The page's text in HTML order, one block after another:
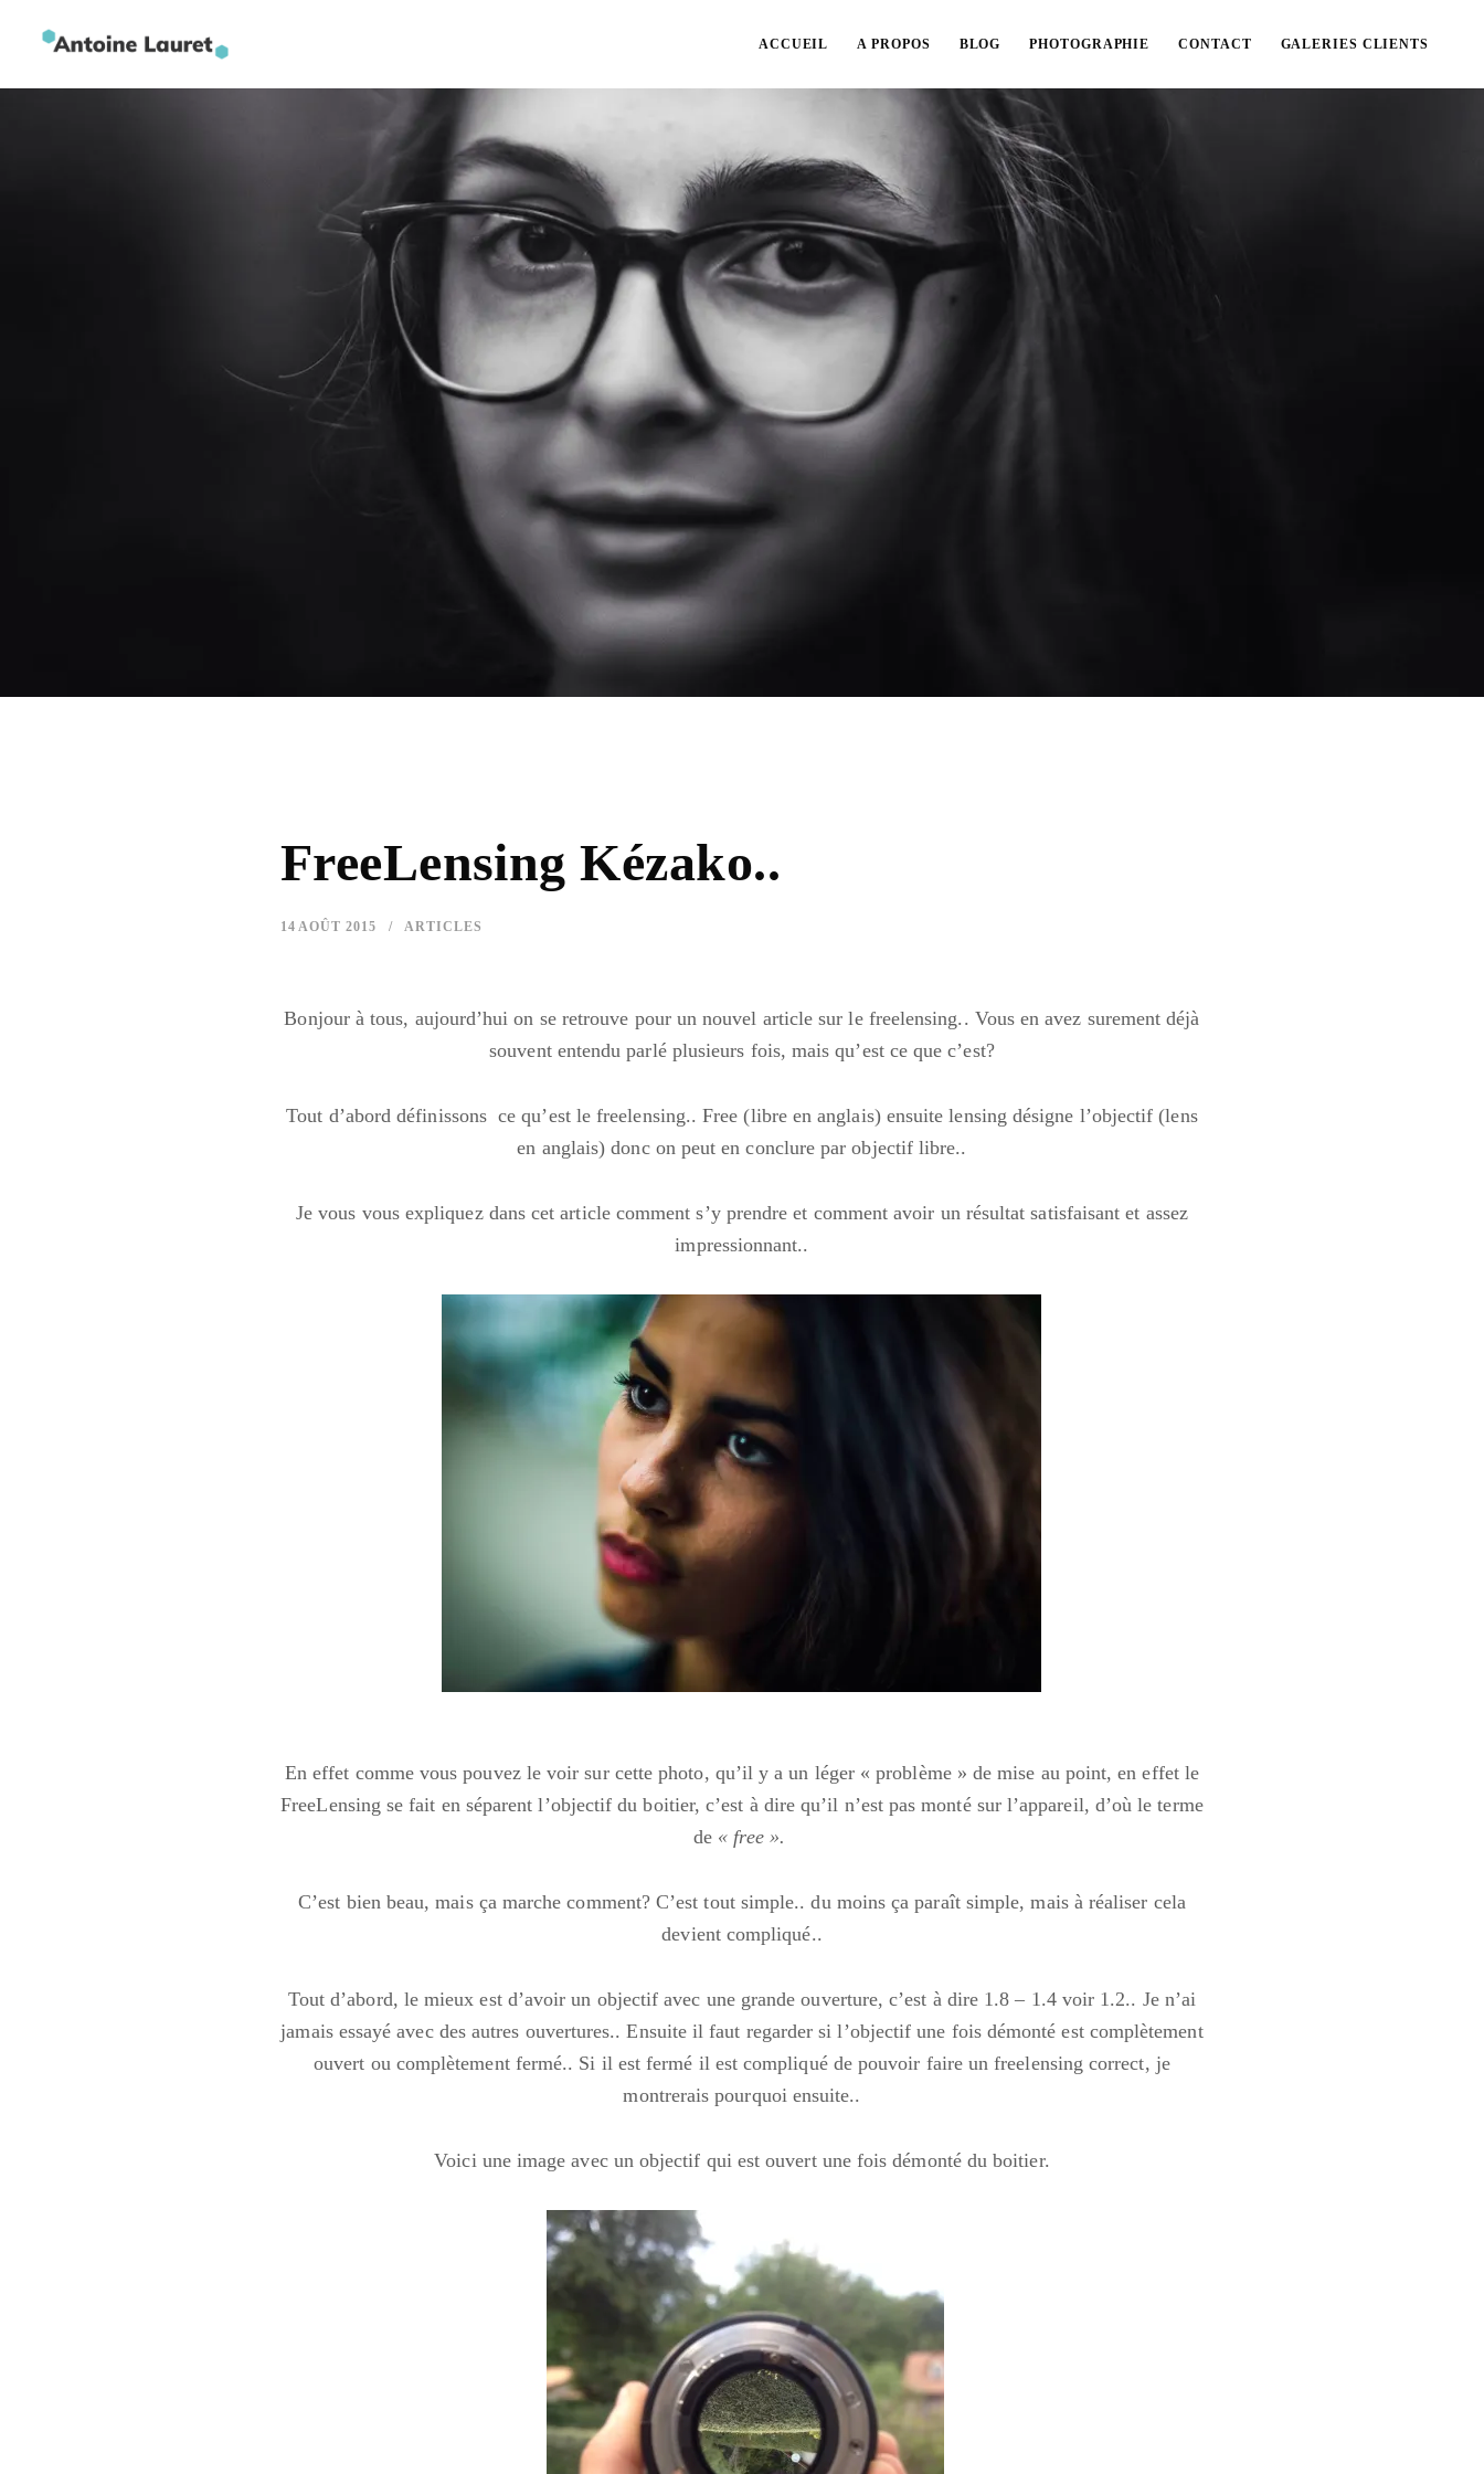
ACCUEIL A PROPOS BLOG PHOTOGRAPHIE CONTACT GALERIES CLIENTS
FreeLensing Kézako..
14 AOÛT 2015 ARTICLES
Bonjour à tous, aujourd’hui on se retrouve pour un nouvel article sur le freelensing.. Vous en avez surement déjà
souvent entendu parlé plusieurs fois, mais qu’est ce que c’est?
Tout d’abord définissons ce qu’est le freelensing.. Free (libre en anglais) ensuite lensing désigne l’objectif (lens
en anglais) donc on peut en conclure par objectif libre..
Je vous vous expliquez dans cet article comment s’y prendre et comment avoir un résultat satisfaisant et assez
impressionnant..
En effet comme vous pouvez le voir sur cette photo, qu’il y a un léger « problème » de mise au point, en effet le
FreeLensing se fait en séparent l’objectif du boitier, c’est à dire qu’il n’est pas monté sur l’appareil, d’où le terme
de « free ».
C’est bien beau, mais ça marche comment? C’est tout simple.. du moins ça paraît simple, mais à réaliser cela
devient compliqué..
Tout d’abord, le mieux est d’avoir un objectif avec une grande ouverture, c’est à dire 1.8 – 1.4 voir 1.2.. Je n’ai
jamais essayé avec des autres ouvertures.. Ensuite il faut regarder si l’objectif une fois démonté est complètement
ouvert ou complètement fermé.. Si il est fermé il est compliqué de pouvoir faire un freelensing correct, je
montrerais pourquoi ensuite..
Voici une image avec un objectif qui est ouvert une fois démonté du boitier.